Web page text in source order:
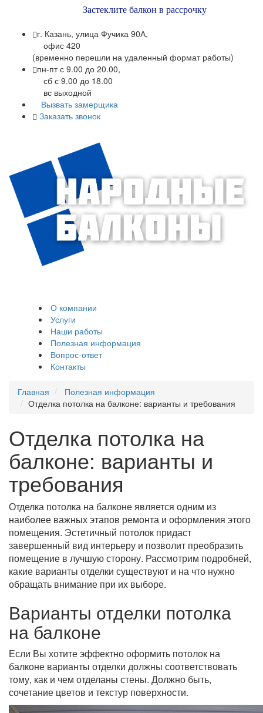
Застеклите балкон в рассрочку
г. Казань, улица Фучика 90А,
офис 420
(временно перешли на удаленный формат работы)
пн-пт с 9.00 до 20.00,
сб с 9.00 до 18.00
вс выходной
Вызвать замерщика
Заказать звонок
О компании
Услуги
Наши работы
Полезная информация
Вопрос-ответ
Контакты
Главная
Полезная информация
Отделка потолка на балконе: варианты и требования
Отделка потолка на
балконе: варианты и
требования
Отделка потолка на балконе является одним из
наиболее важных этапов ремонта и оформления этого
помещения. Эстетичный потолок придаст
завершенный вид интерьеру и позволит преобразить
помещение в лучшую сторону. Рассмотрим подробней,
какие варианты отделки существуют и на что нужно
обращать внимание при их выборе.
Варианты отделки потолка
на балконе
Если Вы хотите эффектно оформить потолок на
балконе варианты отделки должны соответствовать
тому, как и чем отделаны стены. Должно быть,
сочетание цветов и текстур поверхности.